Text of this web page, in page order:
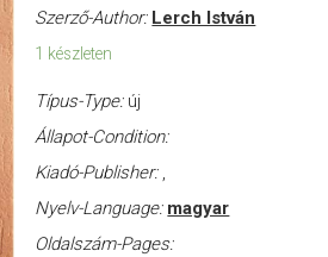
Szerző-Author: Lerch István
1 készleten
Típus-Type: új
Állapot-Condition:
Kiadó-Publisher: ,
Nyelv-Language: magyar
Oldalszám-Pages: